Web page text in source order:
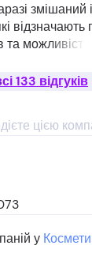
та
акцій. Однак
сумнів
часто
уважно
133 відгуків
цією
у